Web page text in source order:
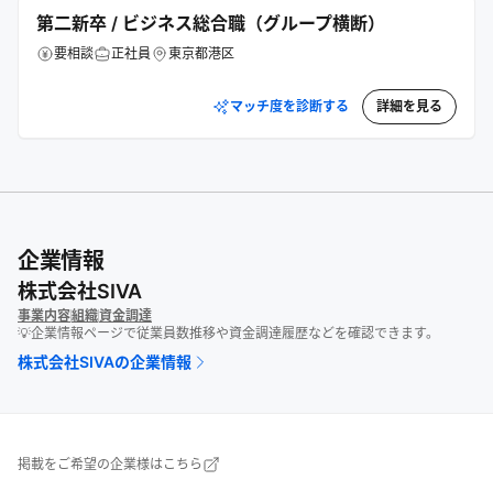
第二新卒 / ビジネス総合職（グループ横断）
要相談 正社員 東京都港区
マッチ度を診断する 詳細を見る
企業情報
株式会社SIVA
事業内容組織資金調達
💡企業情報ページで従業員数推移や資金調達履歴などを確認できます。
株式会社SIVAの企業情報
掲載をご希望の企業様はこちら